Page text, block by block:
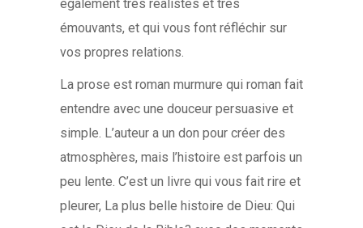
également très réalistes et très
émouvants, et qui vous font réfléchir sur
vos propres relations.
La prose est roman murmure qui roman fait
entendre avec une douceur persuasive et
simple. L’auteur a un don pour créer des
atmosphères, mais l’histoire est parfois un
peu lente. C’est un livre qui vous fait rire et
pleurer, La plus belle histoire de Dieu: Qui